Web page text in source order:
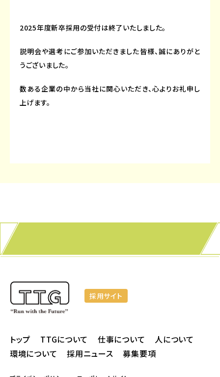
2025年度新卒採用の受付は終了いたしました。
説明会や選考にご参加いただきました皆様、誠にありがと
うございました。
数ある企業の中から当社に関心いただき、心よりお礼申し
上げます。
採用サイト
トップ TTGについて 仕事について
人について
環境について
採用ニュース 募集要項